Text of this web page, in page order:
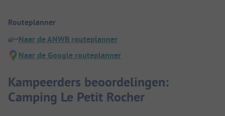
Routeplanner
Naar de ANWB routeplanner
Naar de Google routeplanner
Kampeerders beoordelingen:
Camping Le Petit Rocher